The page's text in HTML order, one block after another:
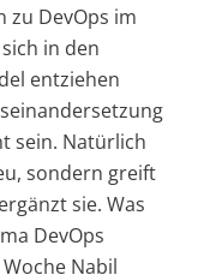
zu DevOps im
in den
entziehen
sein. Natürlich
sondern greift
sie. Was
DevOps
Nabil